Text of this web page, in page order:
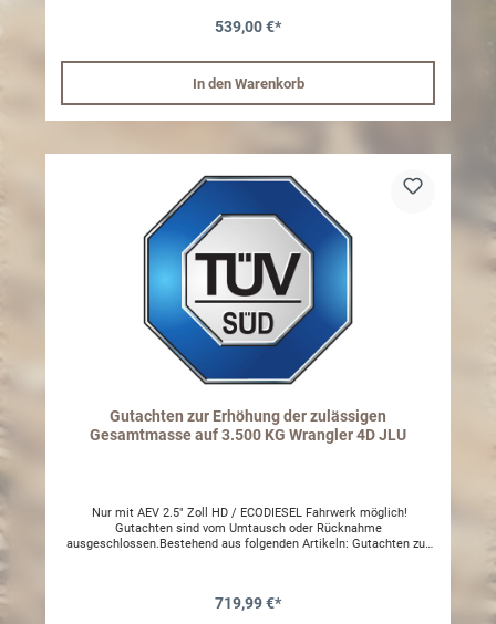
Erhöhung des Gesamtgewichts kann nur mit einem bereits
mit ORZ/AEV 2,5" Dualsport PLUS Höherlegungsfahrwerk
(#AEVN0724200AA / #AEVN0724250AA) Die ABE / EG-BE-Nr.
Ihres Fahrzeugs lautet wie folgt: e4*2001/116*0116*26- Dieses
Gutachten kann nicht für den 4xe verwendet werden Achtung: Es ist
gesetzlich vorgeschrieben das Typenschild ihres Fahrzeugs
ausgeschlossen, da diese spezifische auf Ihre Fahrgestellnummer
539,00 €*
In den Warenkorb
Gutachten zur Erhöhung der zulässigen
Gesamtmasse auf 3.500 KG Wrangler 4D JLU
Nur mit AEV 2.5" Zoll HD / ECODIESEL Fahrwerk möglich!
Gutachten sind vom Umtausch oder Rücknahme
ausgeschlossen.Bestehend aus folgenden Artikeln: Gutachten zur
Höherlegungsfahrwerk (#AEVN0724200AA / #AEVN0724250AA) Es
719,99 €*